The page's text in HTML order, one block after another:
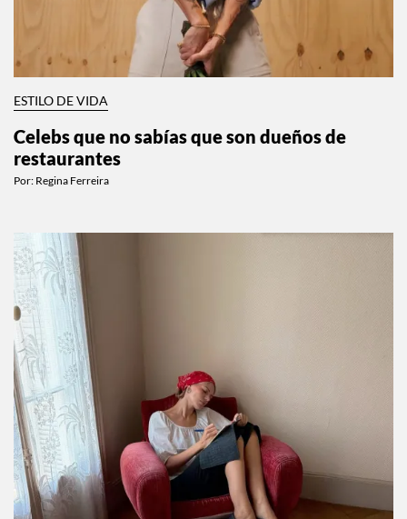
ESTILO DE VIDA
Celebs que no sabías que son dueños de
restaurantes
Por: Regina Ferreira